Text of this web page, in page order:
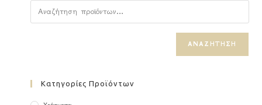
ΑΝΑΖΉΤΗΣΗ
Κατηγορίες Προϊόντων